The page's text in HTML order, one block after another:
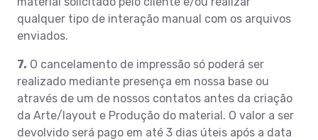
qualquer tipo de interação manual com os arquivos
enviados.
7. O cancelamento de impressão só poderá ser
realizado mediante presença em nossa base ou
através de um de nossos contatos antes da criação
da Arte/layout e Produção do material. O valor a ser
devolvido será pago em até 3 dias úteis após a data